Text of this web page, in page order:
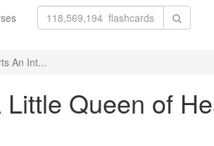
An Int...
Queen of